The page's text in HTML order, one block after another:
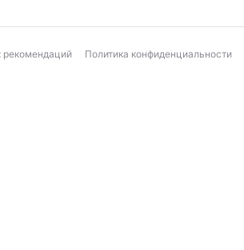
рекомендаций Политика конфиденциальности